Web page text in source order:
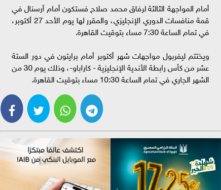
أمام المواجهة الثالثة لرفاق محمد صلاح فستكون أمام أرسنال في
قمة منافسات الدوري الإنجليزي، والمقرر لها يوم الأحد 27 أكتوبر،
في تمام الساعة 7:30 مساء بتوقيت القاهرة.
ويختتم ليفربول مواجهات شهر أكتوبر أمام برايتون في دور الستة
عشر من كأس رابطة الأندية الإنجليزية - كاراباو-، وذلك يوم 30 من
الشهر الجاري في تمام الساعة 10:30 مساء بتوقيت القاهرة.